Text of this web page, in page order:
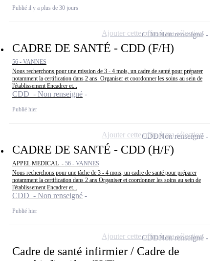
Publié il y a plus de 30 jours
CADRE DE SANTÉ - CDD (F/H)
56 - VANNES
Nous recherchons pour une mission de 3 - 4 mois, un cadre de santé pour préparer
notamment la certification dans 2 ans. Organiser et coordonner les soins au sein de
l'établissement Encadrer et...
CDD - Non renseigné
Publié hier
CDDNon renseigné
Ajouter cette offre à ma sélection
CADRE DE SANTÉ - CDD (H/F)
APPEL MEDICAL - 56 - VANNES
Nous recherchons pour une tâche de 3 - 4 mois, un cadre de santé pour préparer
notamment la certification dans 2 ans.Organiser et coordonner les soins au sein de
l'établissement Encadrer et...
CDD - Non renseigné
Publié hier
CDDNon renseigné
Ajouter cette offre à ma sélection
Cadre de santé infirmier / Cadre de
CDDNon renseigné
Ajouter cette offre à ma sélection